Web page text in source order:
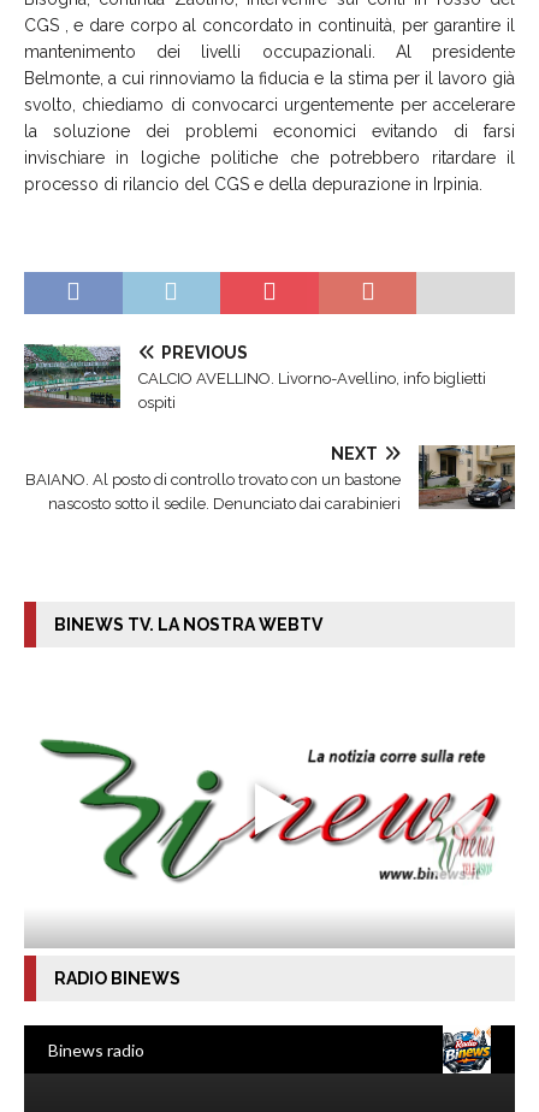
CGS , e dare corpo al concordato in continuità, per garantire il
mantenimento dei livelli occupazionali. Al presidente
Belmonte, a cui rinnoviamo la fiducia e la stima per il lavoro già
svolto, chiediamo di convocarci urgentemente per accelerare
la soluzione dei problemi economici evitando di farsi
invischiare in logiche politiche che potrebbero ritardare il
processo di rilancio del CGS e della depurazione in Irpinia.
PREVIOUS
CALCIO AVELLINO. Livorno-Avellino, info biglietti
ospiti
NEXT
BAIANO. Al posto di controllo trovato con un bastone
nascosto sotto il sedile. Denunciato dai carabinieri
BINEWS TV. LA NOSTRA WEBTV
RADIO BINEWS